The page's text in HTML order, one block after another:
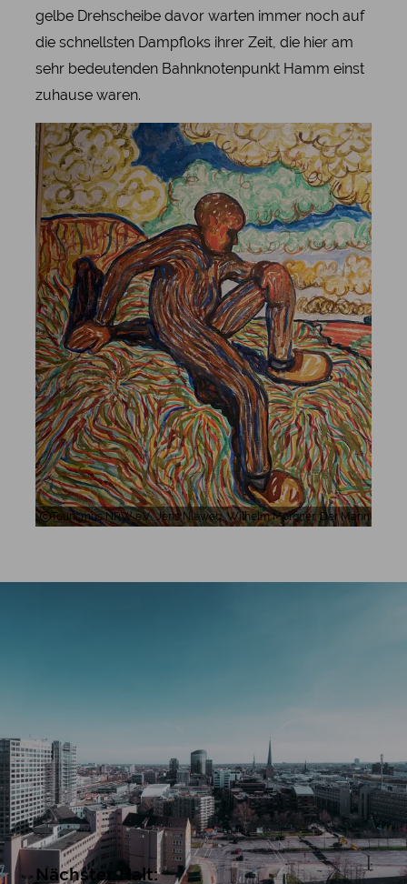
Tourismus NRW e.V., Jens Nieweg, Wilhelm Morgner, Der Mann auf
gelbe Drehscheibe davor warten immer noch auf
die schnellsten Dampfloks ihrer Zeit, die hier am
sehr bedeutenden Bahnknotenpunkt Hamm einst
zuhause waren.
Nächster Halt: